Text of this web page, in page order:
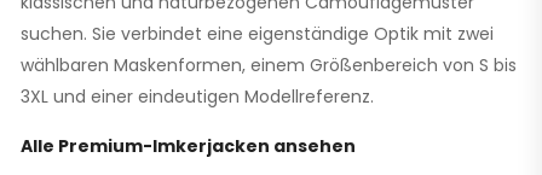
suchen. Sie verbindet eine eigenständige Optik mit zwei
wählbaren Maskenformen, einem Größenbereich von S bis
3XL und einer eindeutigen Modellreferenz.
Alle Premium-Imkerjacken ansehen